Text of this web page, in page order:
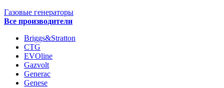
Газовые генераторы
Все производители
Briggs&Stratton
CTG
EVOline
Gazvolt
Generac
Genese